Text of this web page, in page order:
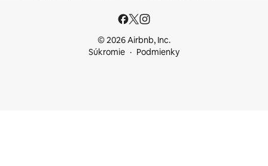
© 2026 Airbnb, Inc.
Súkromie
Podmienky